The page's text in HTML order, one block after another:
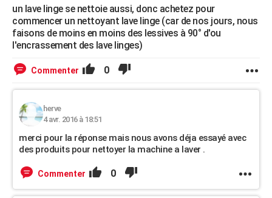
S'inscrire
Se connecter
Lycées
Collèges
Primaires
Universités
Entreprises
Service militaire
Avis de recherche
AVIS DE DÉCÈS
FORUM
un lave linge se nettoie aussi, donc achetez pour
commencer un nettoyant lave linge (car de nos jours, nous
faisons de moins en moins des lessives à 90° d'ou
l'encrassement des lave linges)
Commenter 0
herve
4 avr. 2016 à 18:51
merci pour la réponse mais nous avons déja essayé avec
des produits pour nettoyer la machine a laver .
Commenter 0